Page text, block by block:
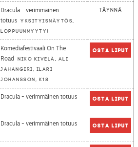
Dracula - verimmäinen
totuus Yksityisnäytös,
loppuunmyyty!
Täynnä
Komediafestivaali On The
Road
Niko Kivelä, Ali
Jahangiri, Ilari
Johansson, K18
Osta liput
Dracula - verimmäinen totuus Osta liput
Dracula - verimmäinen totuus Osta liput